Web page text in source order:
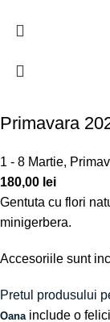
Primavara
1 - 8 Martie,
180,00 lei
Gentuta cu flori
minigerbera.
Accesoriile sunt
Pretul produsului
Oana include o